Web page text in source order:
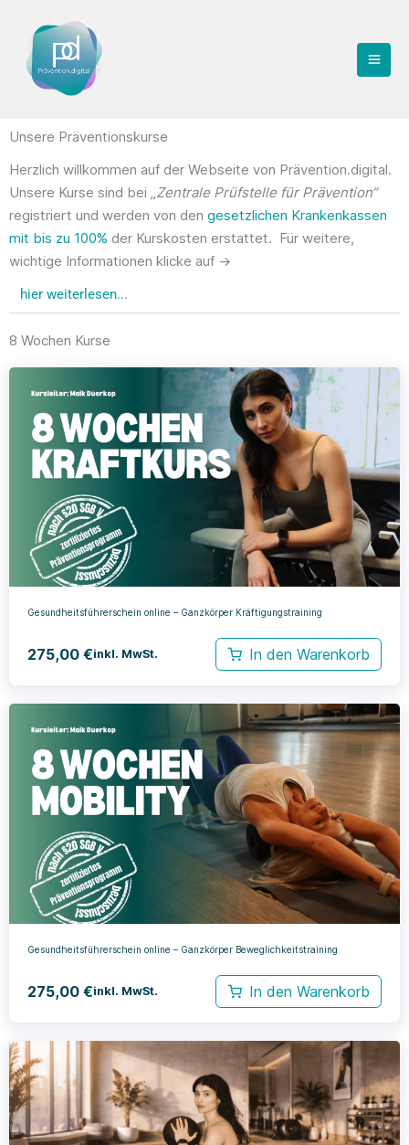
springen
Unsere Präventionskurse
Herzlich willkommen auf der Webseite von Prävention.digital.
Unsere Kurse sind bei „ Zentrale Prüfstelle für Prävention“
registriert und werden von den gesetzlichen Krankenkassen
mit bis zu 100% der Kurskosten erstattet. Für weitere,
wichtige Informationen klicke auf ->
hier weiterlesen...
8 Wochen Kurse
Gesundheitsführerschein online – Ganzkörper Kräftigungstraining
275,00 €inkl. MwSt. In den Warenkorb
Gesundheitsführerschein online – Ganzkörper Beweglichkeitstraining
275,00 €inkl. MwSt. In den Warenkorb